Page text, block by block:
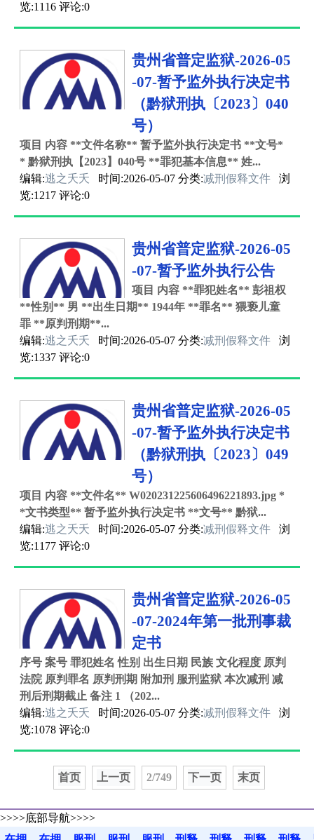
览:1116 评论:0
贵州省普定监狱-2026-05
-07-暂予监外执行决定书
（黔狱刑执〔2023〕040
号）
项目 内容 **文件名称** 暂予监外执行决定书 **文号*
* 黔狱刑执【2023】040号 **罪犯基本信息** 姓...
编辑:逃之夭夭 时间:2026-05-07 分类:减刑假释文件
浏
览:1217 评论:0
贵州省普定监狱-2026-05
-07-暂予监外执行公告
项目 内容 **罪犯姓名** 彭祖权
**性别** 男 **出生日期** 1944年 **罪名** 猥亵儿童
罪 **原判刑期**...
编辑:逃之夭夭 时间:2026-05-07 分类:减刑假释文件
浏
览:1337 评论:0
贵州省普定监狱-2026-05
-07-暂予监外执行决定书
（黔狱刑执〔2023〕049
号）
项目 内容 **文件名** W020231225606496221893.jpg *
*文书类型** 暂予监外执行决定书 **文号** 黔狱...
编辑:逃之夭夭 时间:2026-05-07 分类:减刑假释文件
浏
览:1177 评论:0
贵州省普定监狱-2026-05
-07-2024年第一批刑事裁
定书
序号 案号 罪犯姓名 性别 出生日期 民族 文化程度 原判
法院 原判罪名 原判刑期 附加刑 服刑监狱 本次减刑 减
刑后刑期截止 备注 1 （202...
编辑:逃之夭夭 时间:2026-05-07 分类:减刑假释文件
浏
览:1078 评论:0
首页 上一页 2/749 下一页 末页
>>>>底部导航>>>>